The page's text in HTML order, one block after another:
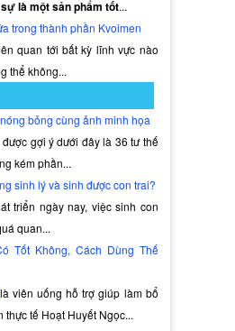
là một sản phẩm tốt...
trong thành phần Kvoimen
quan tới bất kỳ lĩnh vực nào
thể không...
bỏng cùng ảnh minh họa
gợi ý dưới đây là 36 tư thế
kém phần...
sinh lý và sinh được con trai?
triển ngày nay, việc sinh con
quan...
Tốt Không, Cách Dùng Thế
viên uống hỗ trợ giúp làm bổ
thực tế Hoạt Huyết Ngọc...